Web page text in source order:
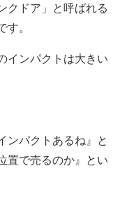
クドア」と呼ばれる
。
インパクトは大きい
ンパクトあるね』と
置で売るのか』とい